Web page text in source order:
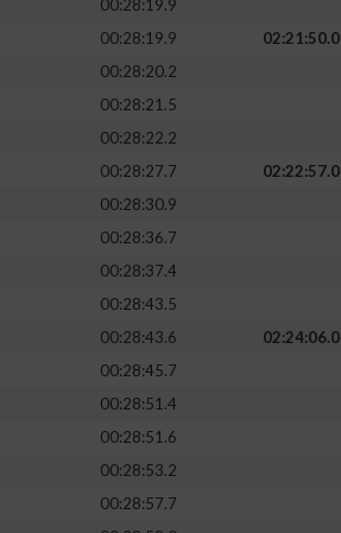
00:28:19.9
00:28:19.9
02:21:50.0
00:28:20.2
00:28:21.5
00:28:22.2
00:28:27.7
02:22:57.0
00:28:30.9
00:28:36.7
00:28:37.4
00:28:43.5
00:28:43.6
02:24:06.0
00:28:45.7
00:28:51.4
00:28:51.6
00:28:53.2
00:28:57.7